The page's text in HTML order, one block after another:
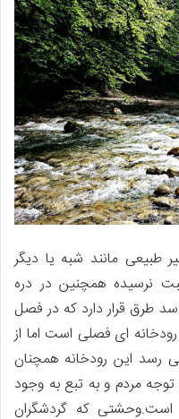
طبیعی مانند شبه یا دیگر
نرسیده همچنین در دره
طرق قرار دارد که در فصل
ای فصلی است اما از
می رسد این رودخانه همچنان
مردم و به تبع به وجود
که گردشگران